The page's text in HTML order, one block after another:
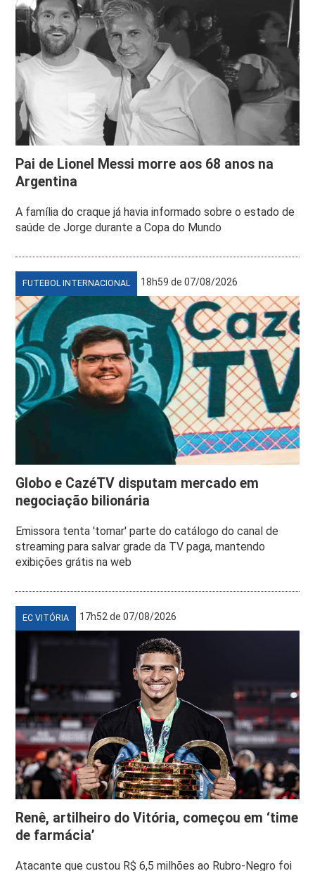
Pai de Lionel Messi morre aos 68 anos na
Argentina
A família do craque já havia informado sobre o estado de
saúde de Jorge durante a Copa do Mundo
FUTEBOL INTERNACIONAL 18h59 de 07/08/2026
Globo e CazéTV disputam mercado em
negociação bilionária
Emissora tenta 'tomar' parte do catálogo do canal de
streaming para salvar grade da TV paga, mantendo
exibições grátis na web
EC VITÓRIA 17h52 de 07/08/2026
Renê, artilheiro do Vitória, começou em ‘time
de farmácia’
Atacante que custou R$ 6,5 milhões ao Rubro-Negro foi